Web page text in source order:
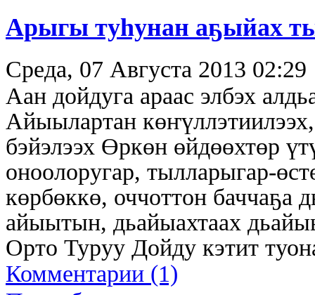
Арыгы туһунан аҕыйах
Среда, 07 Августа 2013 02:29
Аан дойдуга араас элбэх
Айыылартан
бэйэлээх Өркөн өйдөөхтөр
оноолоругар, тылларыгар-
көрбөккө, оччоттон
айыытын, дьайыахтаах
Орто Туруу Дойду кэтит
Комментарии (1)